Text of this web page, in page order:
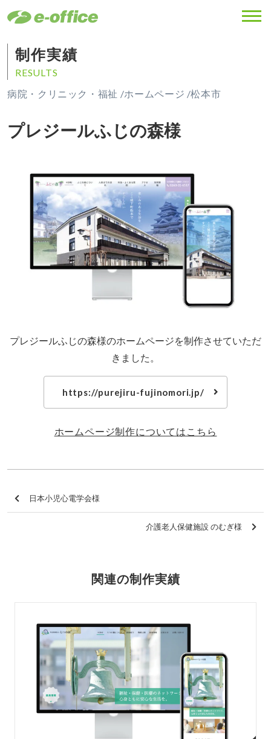
制作実績
RESULTS
病院・クリニック・福祉 /ホームページ /松本市
プレジールふじの森様
プレジールふじの森様のホームページを制作させていただ
きました。
https://purejiru-fujinomori.jp/
ホームページ制作についてはこちら
日本小児心電学会様
介護老人保健施設 のむぎ様
関連の制作実績